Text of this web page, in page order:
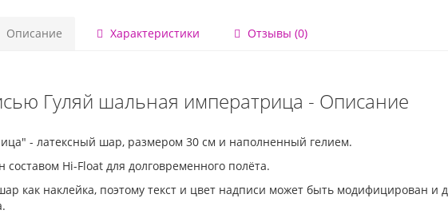
Описание Характеристики Отзывы (0)
Гуляй шальная императрица - Описание
- латексный шар, размером 30 см и наполненный гелием.
Hi-Float для долговременного полёта.
как наклейка, поэтому текст и цвет надписи может быть модифицирован и